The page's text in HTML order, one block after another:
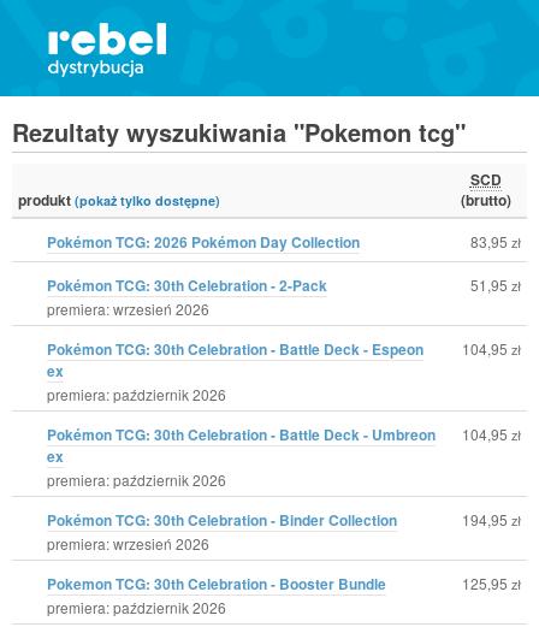
Rezultaty wyszukiwania "Pokemon tcg"
produkt (pokaż tylko dostępne)
SCD
(brutto)
Pokémon TCG: 2026 Pokémon Day Collection
83,95 zł
Pokémon TCG: 30th Celebration - 2-Pack
premiera: wrzesień 2026
51,95 zł
Pokémon TCG: 30th Celebration - Battle Deck - Espeon
ex
premiera: październik 2026
104,95 zł
Pokémon TCG: 30th Celebration - Battle Deck - Umbreon
ex
premiera: październik 2026
104,95 zł
Pokémon TCG: 30th Celebration - Binder Collection
premiera: wrzesień 2026
194,95 zł
Pokemon TCG: 30th Celebration - Booster Bundle
premiera: październik 2026
125,95 zł